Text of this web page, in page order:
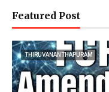
Featured Post
THIRUVANANTHAPURAM